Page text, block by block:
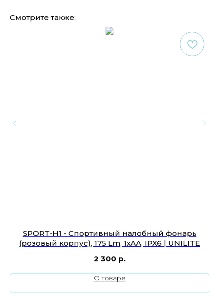
Смотрите также:
SPORT-H1 - Спортивный налобный фонарь
(розовый корпус), 175 Lm, 1xAA, IPX6 | UNILITE
2 300 р.
О товаре